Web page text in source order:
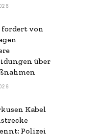
fordert von
über
Kabel
Polizei